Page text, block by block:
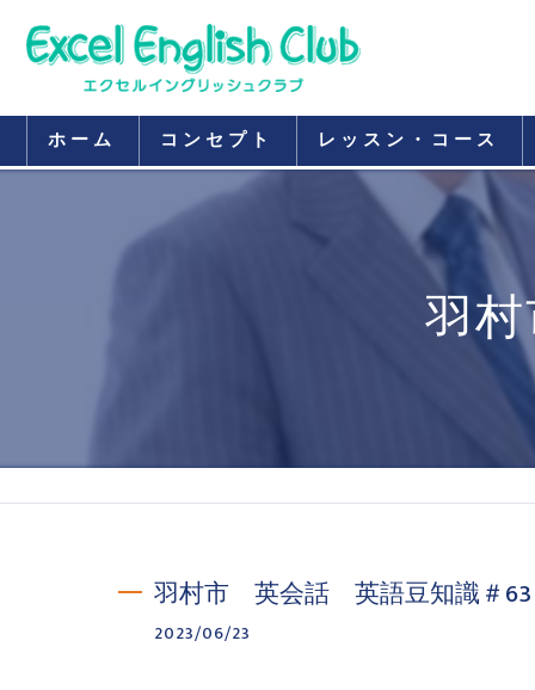
ホーム コンセプト レッスン・コース
羽
羽村市 英会話 英語豆知識＃63
2023/06/23